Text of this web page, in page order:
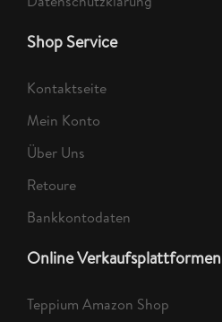
Shop Service
Kontaktseite
Mein Konto
Über Uns
Retoure
Bankkontodaten
Online Verkaufsplattformen
Teppium Amazon Shop